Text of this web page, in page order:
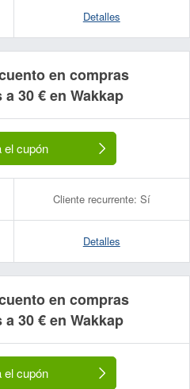
Detalles
en compras
30 € en Wakkap
el cupón
Cliente recurrente: Sí
Detalles
en compras
30 € en Wakkap
el cupón